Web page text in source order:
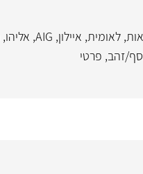
, לאומית, איילון,
AIG
, אליהו,
זהב, פרטי